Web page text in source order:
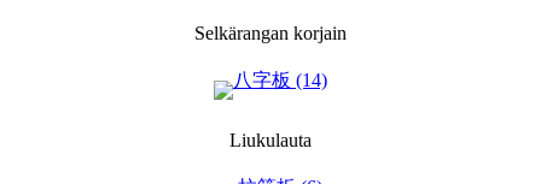
Selkärangan korjain
Liukulauta